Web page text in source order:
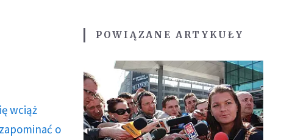
wciąż
o
POWIĄZANE ARTYKUŁY